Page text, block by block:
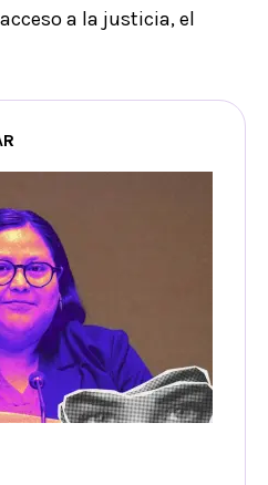
a la justicia, el